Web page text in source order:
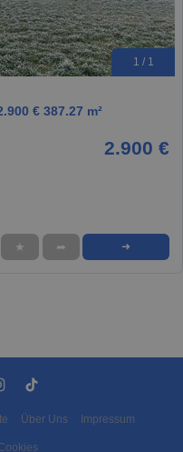
1 / 1
€ 387.27 m²
2.900 €
★ ➦ ➜
Über Uns Impressum